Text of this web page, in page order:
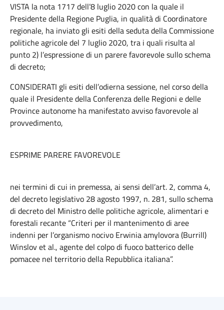
VISTA la nota 1717 dell’8 luglio 2020 con la quale il
Presidente della Regione Puglia, in qualità di Coordinatore
regionale, ha inviato gli esiti della seduta della Commissione
politiche agricole del 7 luglio 2020, tra i quali risulta al
punto 2) l’espressione di un parere favorevole sullo schema
di decreto;
CONSIDERATI gli esiti dell’odierna sessione, nel corso della
quale il Presidente della Conferenza delle Regioni e delle
Province autonome ha manifestato avviso favorevole al
provvedimento,
ESPRIME PARERE FAVOREVOLE
nei termini di cui in premessa, ai sensi dell’art. 2, comma 4,
del decreto legislativo 28 agosto 1997, n. 281, sullo schema
di decreto del Ministro delle politiche agricole, alimentari e
forestali recante “Criteri per il mantenimento di aree
indenni per l’organismo nocivo Erwinia amylovora (Burrill)
Winslov et al., agente del colpo di fuoco batterico delle
pomacee nel territorio della Repubblica italiana”.